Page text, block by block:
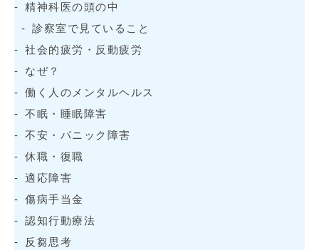
精神科医の頭の中
診察室で見ていること
社会的疲労・反動疲労
なぜ？
働く人のメンタルヘルス
不眠・睡眠障害
不安・パニック障害
休職・復職
適応障害
傷病手当金
認知行動療法
反芻思考